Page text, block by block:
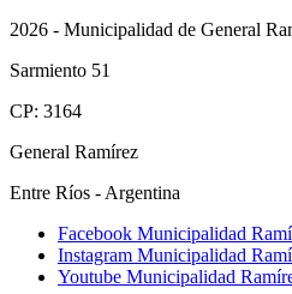
2026 - Municipalidad de General
Sarmiento 51
CP: 3164
General Ramírez
Entre Ríos - Argentina
Facebook Municipalidad
Instagram Municipalidad
Youtube Municipalidad